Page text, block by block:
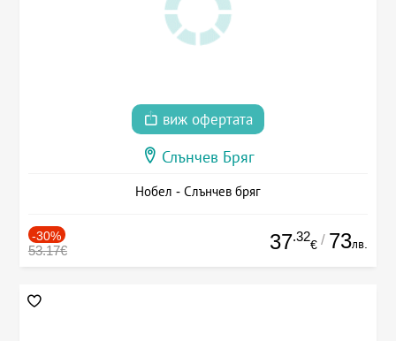
виж офертата
Слънчев Бряг
Нобел - Слънчев бряг
-30%
53.17€ 37.32
€ / 73лв.